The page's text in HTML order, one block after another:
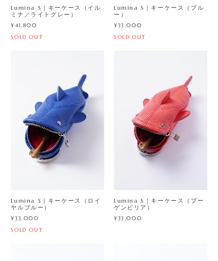
Lumina S｜キーケース（イル
ミナ／ライトグレー）
¥41,800
SOLD OUT
Lumina S｜キーケース（ブル
ー）
¥33,000
SOLD OUT
Lumina S｜キーケース（ロイ
ヤルブルー）
¥33,000
SOLD OUT
Lumina S｜キーケース（ブー
ゲンビリア）
¥33,000